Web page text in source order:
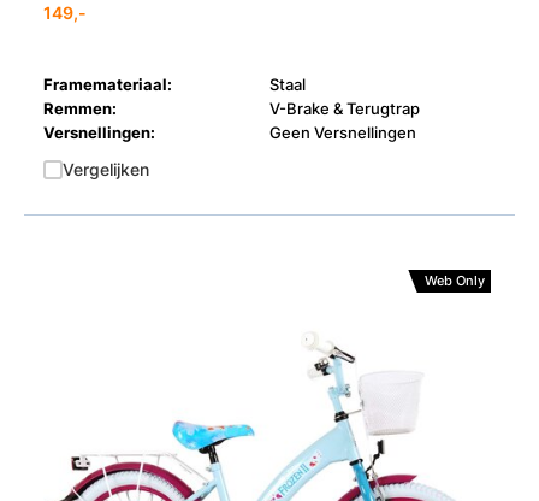
149,-
Framemateriaal:
Staal
Remmen:
V-Brake & Terugtrap
Versnellingen:
Geen Versnellingen
Vergelijken
Web Only